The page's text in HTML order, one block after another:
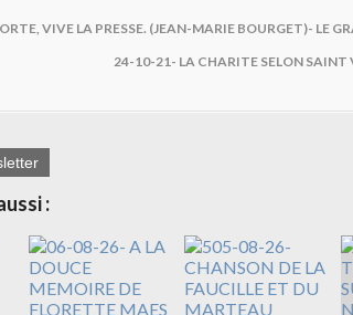
VIVE LA PRESSE. (JEAN-MARIE BOURGET)- LE
24-10-21- LA CHARITE SELON SAINT
: